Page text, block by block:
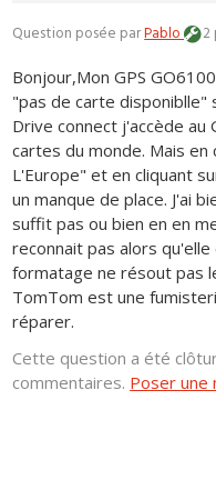
Question posée parPablo 2
Bonjour,Mon GPS
"pas de carte disponiblle"
Drive connect j'accède
cartes du monde. Mais
L'Europe" et en cliquant
un manque de place. J'ai
suffit pas ou bien en en
reconnait pas alors
formatage ne résout pas
TomTom est une
réparer.
Cette question a été
commentaires. Poser une